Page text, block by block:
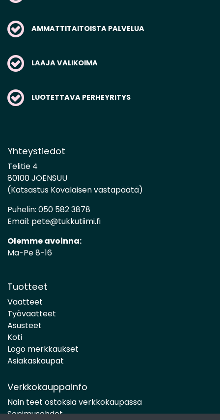
AMMATTITAITOISTA PALVELUA
LAAJA VALIKOIMA
LUOTETTAVA PERHEYRITYS
Yhteystiedot
Telitie 4
80100 JOENSUU
(Katsastus Kovalaisen vastapäätä)
Puhelin: 050 582 3878
Email: pete@tukkutiimi.fi
Olemme avoinna:
Ma-Pe 8-16
Tuotteet
Vaatteet
Työvaatteet
Asusteet
Koti
Logo merkkaukset
Asiakaskaupat
Verkkokauppainfo
Näin teet ostoksia verkkokaupassa
Sopimusehdot